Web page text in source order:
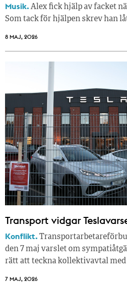
Musik.Alex fick hjälp av facket
Som tack för hjälpen skrev han
8 MAJ, 2026
Transport vidgar
Konflikt.
den 7 maj varslet om
rätt att teckna kollektivavtal med
7 MAJ, 2026